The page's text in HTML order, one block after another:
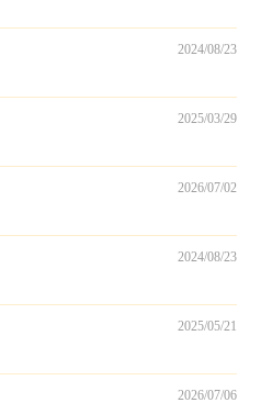
2024/08/23
2025/03/29
2026/07/02
2024/08/23
2025/05/21
2026/07/06